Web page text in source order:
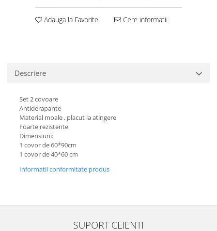
Adauga la Favorite Cere informatii
Descriere
Set 2 covoare
Antiderapante
Material moale , placut la atingere
Foarte rezistente
Dimensiuni:
1 covor de 60*90cm
1 covor de 40*60 cm
Informatii conformitate produs
SUPORT CLIENTI